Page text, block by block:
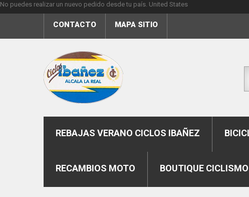
No puedes realizar un nuevo pedido desde tu país. United States
CONTACTO MAPA SITIO
REBAJAS VERANO CICLOS IBAÑEZ
RECAMBIOS MOTO BOUTIQUE CICLISMO